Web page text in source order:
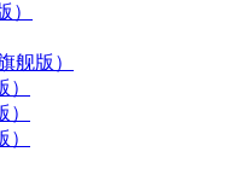
）
舰版）